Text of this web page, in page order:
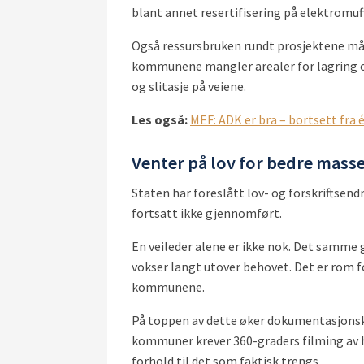
blant annet resertifisering på
Også ressursbruken rundt prosjektene
kommunene mangler arealer for lagring
og slitasje på veiene.
Les også: MEF: ADK er bra – bortsett fra
Venter på lov for bedre
Staten har foreslått lov- og
fortsatt ikke gjennomført.
En veileder alene er ikke nok. Det
vokser langt utover behovet. Det er rom
kommunene.
På toppen av dette øker
kommuner krever 360-graders filming av
forhold til det som faktisk trengs.